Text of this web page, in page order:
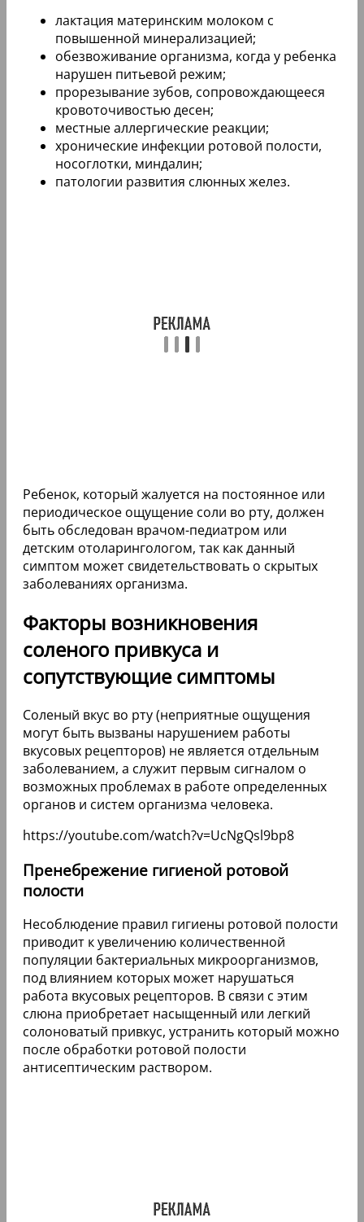
лактация материнским молоком с
повышенной минерализацией;
обезвоживание организма, когда у ребенка
нарушен питьевой режим;
прорезывание зубов, сопровождающееся
кровоточивостью десен;
местные аллергические реакции;
хронические инфекции ротовой полости,
носоглотки, миндалин;
патологии развития слюнных желез.
Ребенок, который жалуется на постоянное или
периодическое ощущение соли во рту, должен
быть обследован врачом-педиатром или
детским отоларингологом, так как данный
симптом может свидетельствовать о скрытых
заболеваниях организма.
Факторы возникновения
соленого привкуса и
сопутствующие симптомы
Соленый вкус во рту (неприятные ощущения
могут быть вызваны нарушением работы
вкусовых рецепторов) не является отдельным
заболеванием, а служит первым сигналом о
возможных проблемах в работе определенных
органов и систем организма человека.
https://youtube.com/watch?v=UcNgQsl9bp8
Пренебрежение гигиеной ротовой
полости
Несоблюдение правил гигиены ротовой полости
приводит к увеличению количественной
популяции бактериальных микроорганизмов,
под влиянием которых может нарушаться
работа вкусовых рецепторов. В связи с этим
слюна приобретает насыщенный или легкий
солоноватый привкус, устранить который можно
после обработки ротовой полости
антисептическим раствором.